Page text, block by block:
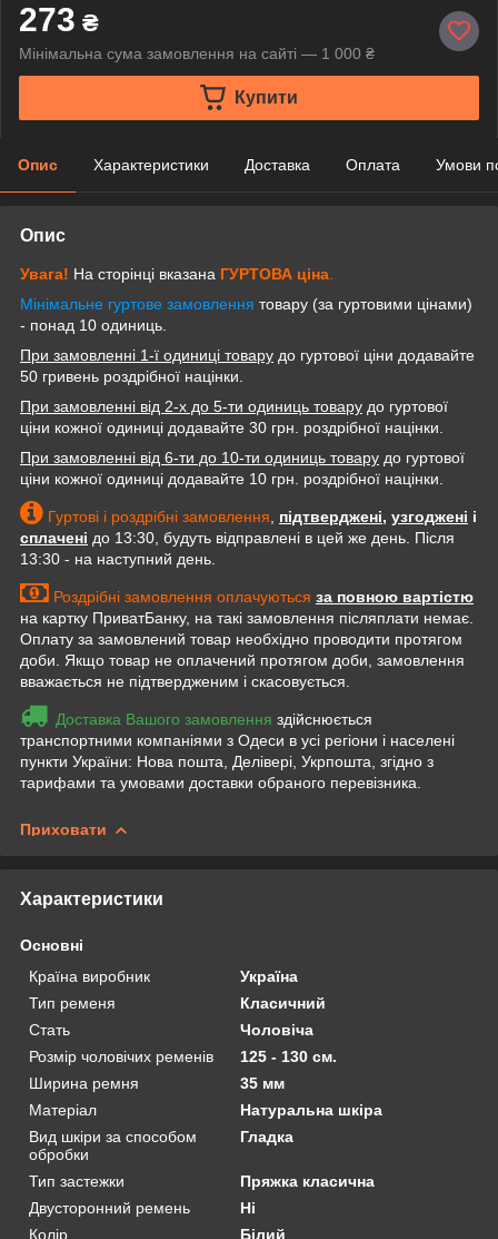
273 ₴
Мінімальна сума замовлення на сайті — 1 000 ₴
Купити
Опис Характеристики Доставка Оплата Умови
Опис
Увага! На сторінці вказана ГУРТОВА ціна
Мінімальне гуртове замовлення товару (за гуртовими цінами)
- понад 10 одиниць.
При замовленні 1-ї одиниці товару до гуртової ціни додавайте
50 гривень роздрібної націнки.
При замовленні від 2-х до 5-ти одиниць товару до гуртової
ціни кожної одиниці додавайте 30 грн. роздрібної націнки.
При замовленні від 6-ти до 10-ти одиниць товару до гуртової
ціни кожної одиниці додавайте 10 грн. роздрібної націнки.
Гуртові і роздрібні замовлення підтверджені, узгоджені і
сплачені до 13:30, будуть відправлені в цей же день. Після
13:30 - на наступний день.
Роздрібні замовлення оплачуються за повною вартістю
на картку ПриватБанку, на такі замовлення післяплати немає.
Оплату за замовлений товар необхідно проводити протягом
доби. Якщо товар не оплачений протягом доби, замовлення
вважається не підтвердженим і скасовується.
Доставка Вашого замовлення здійснюється
транспортними компаніями з Одеси в усі регіони і населені
пункти України: Нова пошта, Делівері, Укрпошта, згідно з
тарифами та умовами доставки обраного перевізника.
Приховати
Характеристики
Основні
Країна виробник
Україна
Тип ременя
Класичний
Стать
Чоловіча
Розмір чоловічих ременів
125 - 130 см.
Ширина ремня
35 мм
Матеріал
Натуральна шкіра
Вид шкіри за способом
обробки
Гладка
Тип застежки
Пряжка класична
Двусторонний ремень
Ні
Колір
Білий